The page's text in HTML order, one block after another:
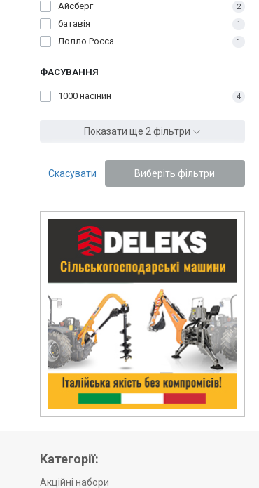
Айсберг 2
батавія 1
Лолло Росса 1
ФАСУВАННЯ
1000 насінин 4
Показати ще 2 фільтри
Скасувати Виберіть фільтри
Категорії:
Акційні набори